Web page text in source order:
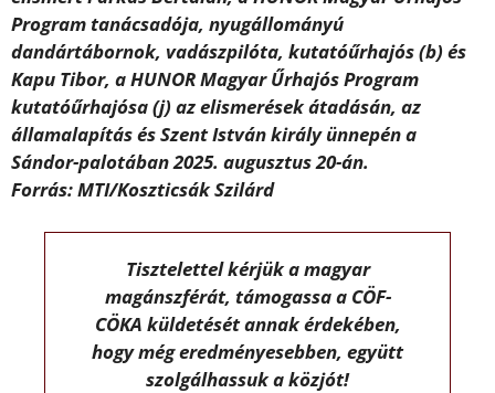
Program tanácsadója, nyugállományú
dandártábornok, vadászpilóta, kutatóűrhajós (b) és
Kapu Tibor, a HUNOR Magyar Űrhajós Program
kutatóűrhajósa (j) az elismerések átadásán, az
államalapítás és Szent István király ünnepén a
Sándor-palotában 2025. augusztus 20-án.
Forrás: MTI/Koszticsák Szilárd
Tisztelettel kérjük a magyar
magánszférát, támogassa a CÖF-
CÖKA küldetését annak érdekében,
hogy még eredményesebben, együtt
szolgálhassuk a közjót!